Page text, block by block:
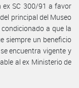
ex SC 300/91 a favor
principal del Museo
a que la
siempre un beneficio
encuentra vigente y
al ex Ministerio de